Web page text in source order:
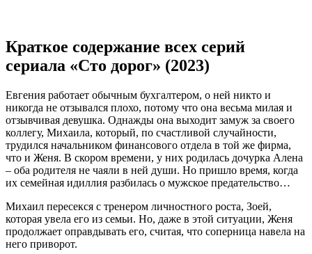
Краткое содержание всех серий
сериала «Сто дорог» (2023)
Евгения работает обычным бухгалтером, о ней никто и
никогда не отзывался плохо, потому что она весьма милая и
отзывчивая девушка. Однажды она выходит замуж за своего
коллегу, Михаила, который, по счастливой случайности,
трудился начальником финансового отдела в той же фирма,
что и Женя. В скором времени, у них родилась дочурка Алена
– оба родителя не чаяли в ней души. Но пришло время, когда
их семейная идиллия разбилась о мужское предательство…
Михаил пересекся с тренером личностного роста, Зоей,
которая увела его из семьи. Но, даже в этой ситуации, Женя
продолжает оправдывать его, считая, что соперница навела на
него приворот.